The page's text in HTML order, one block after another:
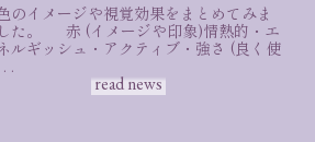
のイメージや視覚効果をまとめてみま
した。 赤 (イメージや印象)情熱的・エ
ルギッシュ・アクティブ・強さ (良く使
.
read news